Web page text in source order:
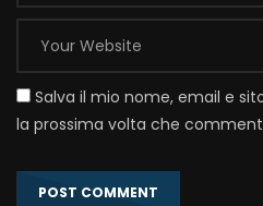
Salva il mio nome, email e
la prossima volta che